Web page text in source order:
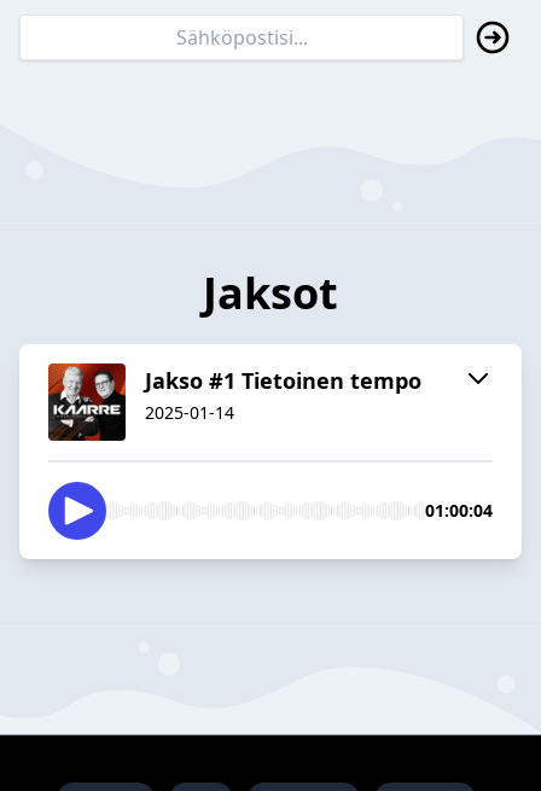
Jaksot
Jakso #1 Tietoinen tempo
2025-01-14
01:00:04